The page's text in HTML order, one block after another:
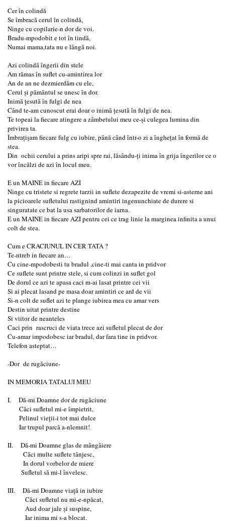
Cer în colindă
Se îmbracă cerul în colindă,
Ninge cu copilarie-n dor de voi.
Bradu-mpodobit e tot în tindă,
Numai mama,tata nu e lângă noi.
Azi colindă îngerii din stele
Am rămas în suflet cu-amintirea lor
An de an ne dezmierdăm cu ele,
Cerul și pământul se unesc în dor.
Inimă țesută în fulgi de nea
Când te-am cunoscut erai doar o inimă țesută în fulgi de nea.
Te topeai la fiecare atingere a zâmbetului meu ce-și culegea lumina din
privirea ta.
Îmbrațișam fiecare fulg cu iubire, până când într-o zi a înghețat în formă de
stea.
Din ochii cerului a prins aripi spre rai, lăsându-ți inima în grija îngerilor ce o
vor încălzi de azi în locul meu.
E un MAINE in fiecare AZI
Ninge cu tristete si regrete tarzii in suflete dezapezite de vremi si-asterne ani
la picioarele sufletului rastignind amintiri ingenunchiate de durere si
singuratate ce bat la usa sarbatorilor de iarna.
E un MAINE in fiecare AZI pentru cei ce trag linie la marginea infinita a unui
colt de stea.
Cum e CRACIUNUL IN CER TATA ?
Te-ntreb in fiecare an…
Cu cine-mpodobesti tu bradul ,cine-ti mai canta in pridvor
Ce suflete sunt printre stele, si cum colinzi in suflet gol
De dorul ce azi te apasa caci m-ai lasat printre cei vii
Si ai plecat lasand pe masa doar amintiri ce ard de vii
Si-n colt de suflet azi te plange iubirea mea cu amar vers
Destin uitat printre destine
Si viitor de neanteles
Caci prin rascruci de viata trece azi sufletul plecat de dor
Cu-amar impodobesc iar bradul, dar fara tine in pridvor.
Telefon asteptat…
-Dor de rugăciune-
IN MEMORIA TATALUI MEU
I. Dă-mi Doamne dor de rugăciune
Căci sufletul mi-e împietrit,
Pelinul vieţii-i tot mai dulce
Iar trupul parcă a-nlemnit!
II. Dă-mi Doamne glas de mângâiere
Căci multe suflete tânjesc,
In dorul vorbelor de miere
Sufletul să mi-l învelesc.
III. Dă-mi Doamne viaţă in iubire
Căci sufletul nu mi-e-npăcat,
Aud doar jale şi suspine,
Iar inima mi s-a blocat.